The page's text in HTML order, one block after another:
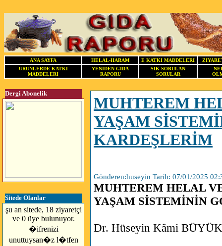
ANA SAYFA HELAL-HARAM E KATKI MADDELERI
URUNLERDE KATKI
MADDELERI
YENIDEN GIDA
RAPORU
SIK SORULAN
SORULAR
Dergi Abonelik
Sitede Olanlar
şu an sitede, 18 ziyaretçi
ve 0 üye bulunuyor.
�ifrenizi
unuttuysan�z l�tfen
MUHTEREM
YAŞAM
KARDEŞLERİM
Gönderen:huseyin Tarih: 07/01/2025
MUHTEREM HELAL
YAŞAM SİSTEMİNİN
Dr. Hüseyin Kâmi